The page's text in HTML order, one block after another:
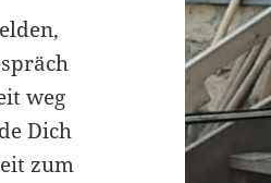
weg
Dich
zum